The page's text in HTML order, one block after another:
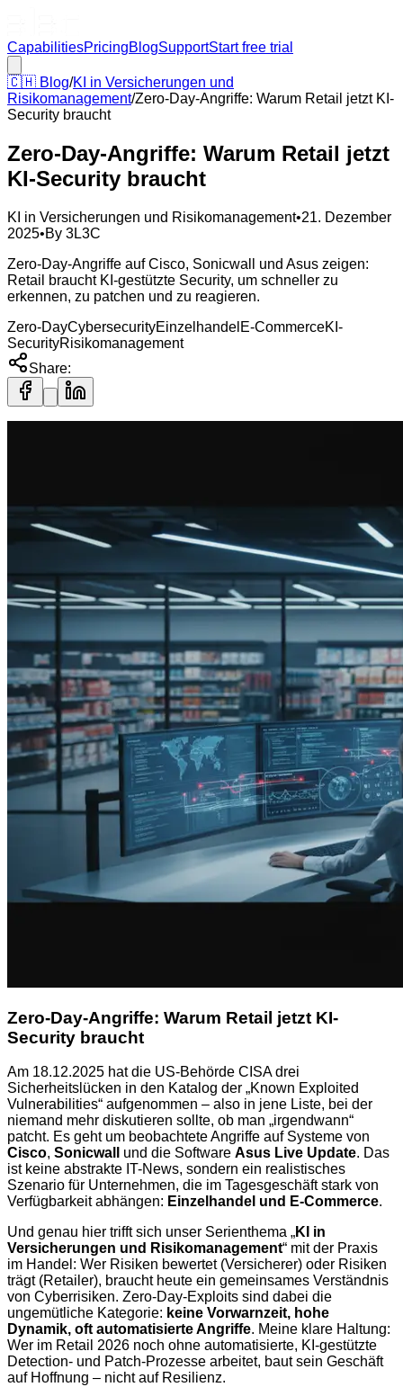
CapabilitiesPricingBlogSupportStart free trial
🇨🇭 Blog/KI in Versicherungen und
Risikomanagement/Zero-Day-Angriffe: Warum Retail jetzt KI-
Security braucht
Zero-Day-Angriffe: Warum Retail jetzt
KI-Security braucht
KI in Versicherungen und Risikomanagement•21. Dezember
2025•By 3L3C
Zero-Day-Angriffe auf Cisco, Sonicwall und Asus zeigen:
Retail braucht KI-gestützte Security, um schneller zu
erkennen, zu patchen und zu reagieren.
Zero-DayCybersecurityEinzelhandel E-CommerceKI-
SecurityRisikomanagement
Share:
Zero-Day-Angriffe: Warum Retail jetzt KI-
Security braucht
Am 18.12.2025 hat die US-Behörde CISA drei
Sicherheitslücken in den Katalog der „Known Exploited
Vulnerabilities“ aufgenommen – also in jene Liste, bei der
niemand mehr diskutieren sollte, ob man „irgendwann“
patcht. Es geht um beobachtete Angriffe auf Systeme von
Cisco, Sonicwall und die Software Asus Live Update. Das
ist keine abstrakte IT-News, sondern ein realistisches
Szenario für Unternehmen, die im Tagesgeschäft stark von
Verfügbarkeit abhängen: Einzelhandel und E-Commerce.
Und genau hier trifft sich unser Serienthema „KI in
Versicherungen und Risikomanagement“ mit der Praxis
im Handel: Wer Risiken bewertet (Versicherer) oder Risiken
trägt (Retailer), braucht heute ein gemeinsames Verständnis
von Cyberrisiken. Zero-Day-Exploits sind dabei die
ungemütliche Kategorie: keine Vorwarnzeit, hohe
Dynamik, oft automatisierte Angriffe. Meine klare Haltung:
Wer im Retail 2026 noch ohne automatisierte, KI-gestützte
Detection- und Patch-Prozesse arbeitet, baut sein Geschäft
auf Hoffnung – nicht auf Resilienz.